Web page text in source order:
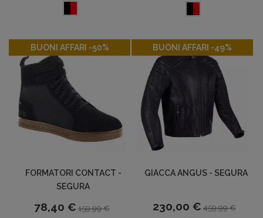
BUONI AFFARI -50%
FORMATORI CONTACT -
SEGURA
78,40 € 159,99 €
-50% BUONI AFFARI -49%
GIACCA ANGUS - SEGURA
230,00 € 459,99 €
-49%